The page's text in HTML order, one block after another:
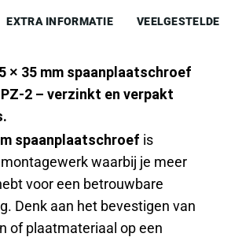
EXTRA INFORMATIE VEELGESTELDE
× 35 mm spaanplaatschroef
2 – verzinkt en verpakt
spaanplaatschroef is
waarbij je meer
voor een betrouwbare
Denk aan het bevestigen van
of plaatmateriaal op een